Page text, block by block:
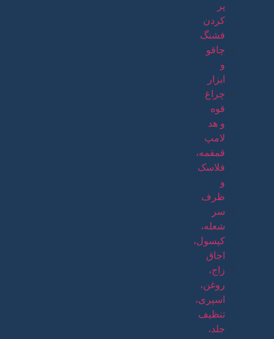
پر
کردن
فشنگ
چاقو
و
ابزار
چراغ
قوه
و هد
لامپ
قمقمه،
فلاسک
و
ظرف
سر
شعله،
کپسول،
اجاق
زاج،
روغن،
اسپری،
تنظیف
جلد،